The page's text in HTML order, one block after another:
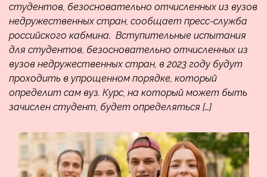
студентов, безосновательно отчисленных из вузов
недружественных стран, сообщает пресс-служба
российского кабмина. Вступительные испытания
для студентов, безосновательно отчисленных из
вузов недружественных стран, в 2023 году будут
проходить в упрощенном порядке, который
определит сам вуз. Курс, на который может быть
зачислен студент, будет определяться […]